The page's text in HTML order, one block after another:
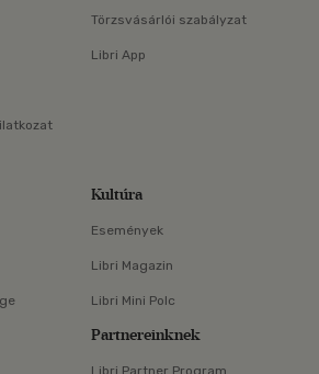
Törzsvásárlói szabályzat
Libri App
Kultúra
Események
Libri Magazin
Libri Mini Polc
Partnereinknek
Libri Partner Program